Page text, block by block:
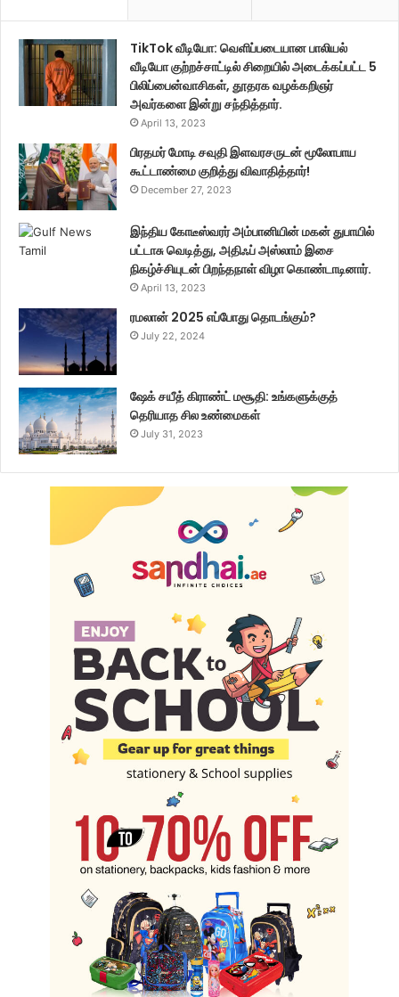
TikTok வீடியோ: வெளிப்படையான பாலியல்
வீடியோ குற்றச்சாட்டில் சிறையில் அடைக்கப்பட்ட 5
பிலிப்பைன்வாசிகள், தூதரக வழக்கறிஞர்
அவர்களை இன்று சந்தித்தார்.
April 13, 2023
பிரதமர் மோடி சவுதி இளவரசருடன் மூலோபாய
கூட்டாண்மை குறித்து விவாதித்தார்!
December 27, 2023
இந்திய கோடீஸ்வரர் அம்பானியின் மகன் துபாயில்
பட்டாசு வெடித்து, அதிஃப் அஸ்லாம் இசை
நிகழ்ச்சியுடன் பிறந்தநாள் விழா கொண்டாடினார்.
April 13, 2023
ரமலான் 2025 எப்போது தொடங்கும்?
July 22, 2024
ஷேக் சயீத் கிராண்ட் மசூதி: உங்களுக்குத்
தெரியாத சில உண்மைகள்
July 31, 2023